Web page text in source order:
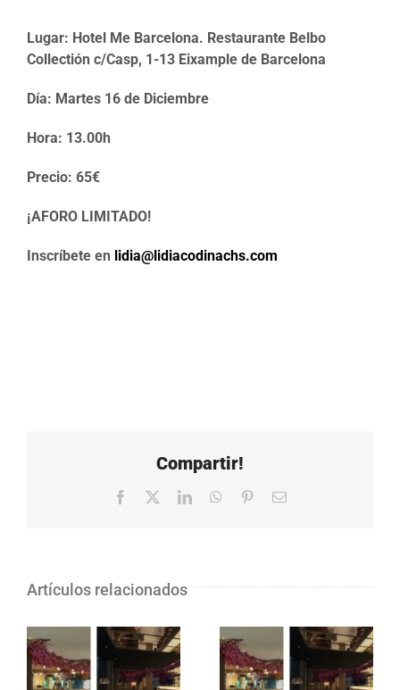
Lugar: Hotel Me Barcelona. Restaurante Belbo
Collectión c/Casp, 1-13 Eixample de Barcelona
Día: Martes 16 de Diciembre
Hora: 13.00h
Precio: 65€
¡AFORO LIMITADO!
Inscríbete en lidia@lidiacodinachs.com
Compartir!
Facebook LinkedInWhatsApp
PinterestCorreo
Artículos relacionados